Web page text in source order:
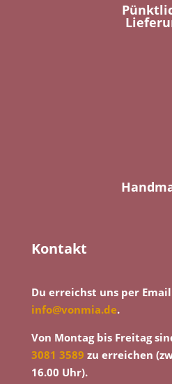
Kontakt
Du erreichst uns per
info@vonmia.de.
Von Montag bis Freitag
3081 3589 zu erreichen
16.00 Uhr).